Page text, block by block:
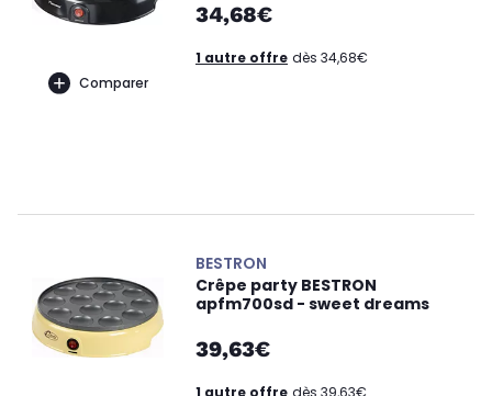
Comparer
34,68€
1 autre offre dès 34,68€
BESTRON
Crêpe party BESTRON
apfm700sd - sweet dreams
39,63€
1 autre offre dès 39,63€